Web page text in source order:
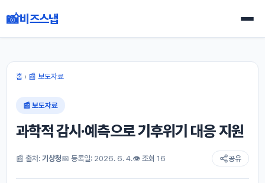
📸비즈스냅
홈› 📰 보도자료
📰 보도자료
과학적 감시·예측으로 기후위기 대응 지원
📰 출처: 기상청📅 등록일: 2026. 6. 4.👁 조회 16 공유